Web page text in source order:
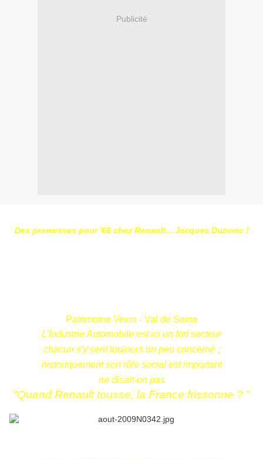
Publicité
Des promesses pour '68 chez Renault... Jacques Dutronc !
Patrimoine Vexin - Val de Seine
L'Industrie Automobile est ici un fort secteur
chacun s'y sent toujours un peu concerné ;
historiquement son rôle social est important
ne disait-on pas
"Quand Renault tousse, la France frissonne ? "